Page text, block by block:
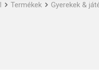
Termékek Gyerekek &